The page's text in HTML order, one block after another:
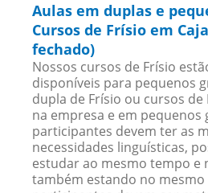
Aulas em duplas e
Cursos de Frísio em
fechado)
Nossos cursos de Frísio
disponíveis para pequenos
dupla de Frísio ou cursos
na empresa e em pequenos
participantes devem ter as
necessidades linguísticas,
estudar ao mesmo tempo e
também estando no mesmo